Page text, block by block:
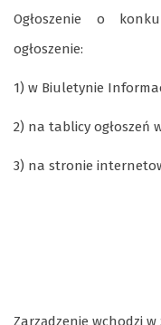
Ogłoszenie o
ogłoszenie:
1) w Biuletynie
2) na tablicy ogłoszeń
3) na stronie
Zarządzenie wchodzi